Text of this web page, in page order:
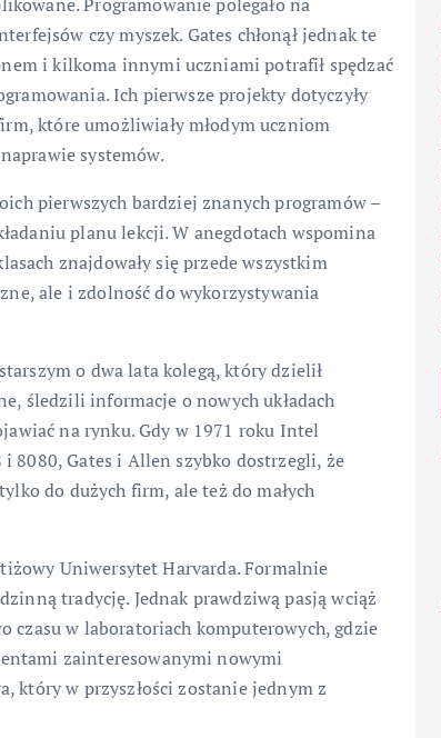
czy myszek. Gates chłonął jednak te
i kilkoma innymi uczniami potrafił spędzać
Ich pierwsze projekty dotyczyły
które umożliwiały młodym uczniom
systemów.
pierwszych bardziej znanych programów –
planu lekcji. W anegdotach wspomina
znajdowały się przede wszystkim
ale i zdolność do wykorzystywania
o dwa lata kolegą, który dzielił
śledzili informacje o nowych układach
na rynku. Gdy w 1971 roku Intel
8080, Gates i Allen szybko dostrzegli, że
do dużych firm, ale też do małych
Uniwersytet Harvarda. Formalnie
tradycję. Jednak prawdziwą pasją wciąż
czasu w laboratoriach komputerowych, gdzie
zainteresowanymi nowymi
który w przyszłości zostanie jednym z